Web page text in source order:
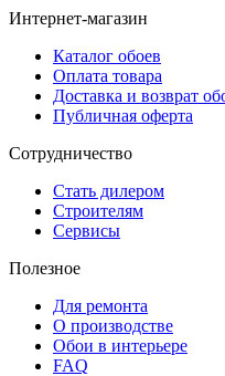
Интернет-магазин
Каталог обоев
Оплата товара
Доставка и возврат
Публичная оферта
Сотрудничество
Стать дилером
Строителям
Сервисы
Полезное
Для ремонта
О производстве
Обои в интерьере
FAQ